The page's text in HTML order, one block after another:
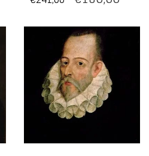
ORIGINAL
ERA:
€241,00.